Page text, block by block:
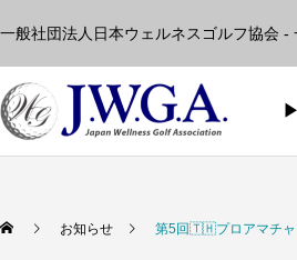
一般社団法人日本ウェルネスゴルフ協会 -
お知らせ 第5回🇹🇭プロアマチャ